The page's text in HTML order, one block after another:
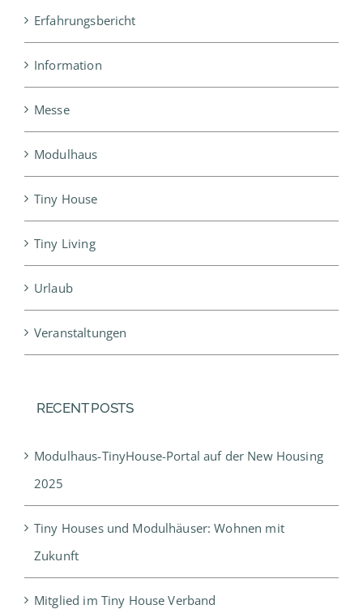
Musterhäuser
Erfahrungsbericht
Information
Messe
Modulhaus
Tiny House
Tiny Living
Urlaub
Veranstaltungen
RECENT POSTS
Modulhaus-TinyHouse-Portal auf der New Housing
2025
Tiny Houses und Modulhäuser: Wohnen mit
Zukunft
Mitglied im Tiny House Verband